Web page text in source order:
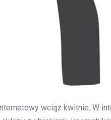
wciąż kwitnie. W